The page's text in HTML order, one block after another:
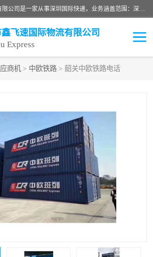
深圳市鑫飞速国际物流有限公司是一家从事深圳国际快递，业务涵盖范围：深圳DHL国际快递、深圳国际快递公司、深圳国际物流公司、深圳国际快递、深圳DHL国际快递电话可拨打全国服务热线：15019287411。欢迎各位亲来人来电到我司洽谈合作。
飞速国际物流有限公司
Express
商机 > 中欧铁路 > 韶关中欧铁路电话
巴西快递
伊朗快递
深圳国际快递公司
司 深圳国际快递电话
话 深圳国际快递